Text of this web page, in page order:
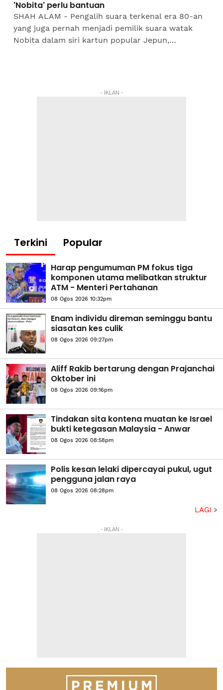
'Nobita' perlu bantuan
SHAH ALAM - Pengalih suara terkenal era 80-an
yang juga pernah menjadi pemilik suara watak
Nobita dalam siri kartun popular Jepun,
- IKLAN -
Terkini Popular
Harap pengumuman PM fokus tiga
komponen utama melibatkan struktur
ATM - Menteri Pertahanan
08 Ogos 2026 10:32pm
Enam individu direman seminggu bantu
siasatan kes culik
08 Ogos 2026 09:27pm
Aliff Rakib bertarung dengan Prajanchai
Oktober ini
08 Ogos 2026 09:16pm
Tindakan sita kontena muatan ke Israel
bukti ketegasan Malaysia - Anwar
08 Ogos 2026 08:58pm
Polis kesan lelaki dipercayai pukul, ugut
pengguna jalan raya
08 Ogos 2026 08:28pm
LAGI
- IKLAN -